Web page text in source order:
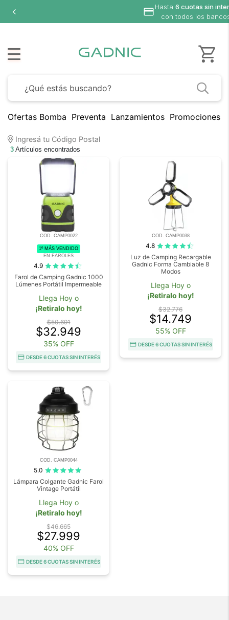
Hasta 6 cuotas sin
con todos los
Ofertas Bomba Preventa Lanzamientos Promociones
Ingresá tu Código Postal
3 Artículos encontrados
COD. CAMP0022
1º MÁS VENDIDO
EN FAROLES
4.9
Farol de Camping Gadnic 1000
Lúmenes Portátil Impermeable
Llega Hoy o
¡Retiralo hoy!
$50.691
$32.949
35% OFF
DESDE 6 CUOTAS SIN INTERÉS
COD. CAMP0038
4.8
Luz de Camping Recargable
Gadnic Forma Cambiable 8
Modos
Llega Hoy o
¡Retiralo hoy!
$32.776
$14.749
55% OFF
DESDE 6 CUOTAS SIN INTERÉS
COD. CAMP0044
5.0
Lámpara Colgante Gadnic Farol
Vintage Portátil
Llega Hoy o
¡Retiralo hoy!
$46.665
$27.999
40% OFF
DESDE 6 CUOTAS SIN INTERÉS